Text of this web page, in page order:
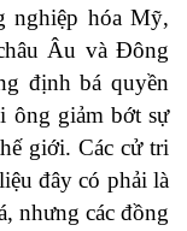
nghiệp hóa Mỹ,
Âu và Đông
định bá quyền
ông giảm bớt sự
giới. Các cử tri
đây có phải là
nhưng các đồng